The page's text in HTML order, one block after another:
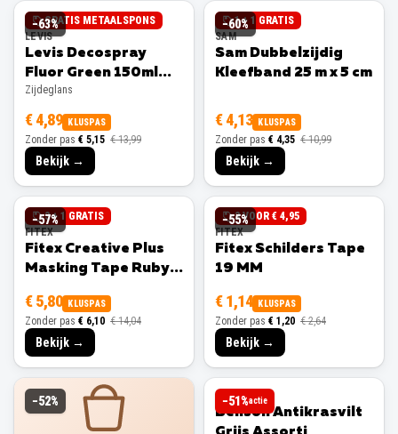
−63%
GRATIS METAALSPONS
LEVIS
Levis Decospray
Fluor Green 150ml
Zijdeglans
Zijdeglans
€ 4,89 KLUSPAS
Zonder pas € 5,15 € 13,99
Bekijk →
−60%
1 + 1 GRATIS
SAM
Sam Dubbelzijdig
Kleefband 25 m x 5 cm
€ 4,13 KLUSPAS
Zonder pas € 4,35 € 10,99
Bekijk →
−57%
3 + 1 GRATIS
FITEX
Fitex Creative Plus
Masking Tape Ruby
€ 5,80 KLUSPAS
Zonder pas € 6,10 € 14,04
Bekijk →
−55%
3 VOOR € 4,95
FITEX
Fitex Schilders Tape
19 MM
€ 1,14 KLUSPAS
Zonder pas € 1,20 € 2,64
Bekijk →
−52% −51%actie
BENSON
Benson Antikrasvilt